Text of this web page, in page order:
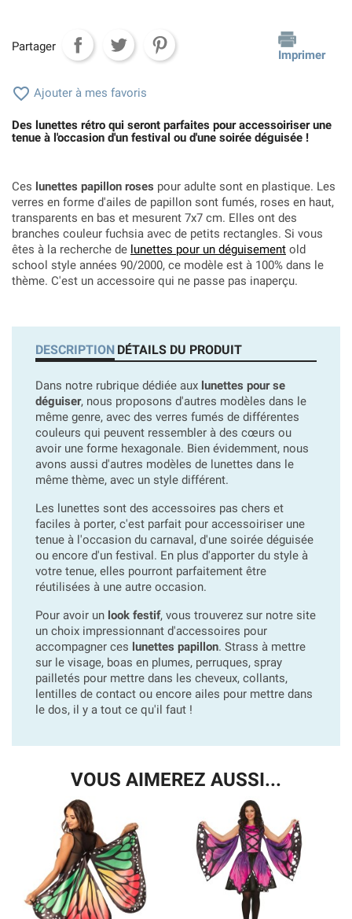
Partager
Imprimer
 Ajouter à mes favoris
Des lunettes rétro qui seront parfaites pour accessoiriser une
tenue à l'occasion d'un festival ou d'une soirée déguisée !
Ces lunettes papillon roses pour adulte sont en plastique. Les
verres en forme d'ailes de papillon sont fumés, roses en haut,
transparents en bas et mesurent 7x7 cm. Elles ont des
branches couleur fuchsia avec de petits rectangles. Si vous
êtes à la recherche de lunettes pour un déguisement old
school style années 90/2000, ce modèle est à 100% dans le
thème. C'est un accessoire qui ne passe pas inaperçu.
DESCRIPTION DÉTAILS DU PRODUIT
Dans notre rubrique dédiée aux lunettes pour se
déguiser, nous proposons d'autres modèles dans le
même genre, avec des verres fumés de différentes
couleurs qui peuvent ressembler à des cœurs ou
avoir une forme hexagonale. Bien évidemment, nous
avons aussi d'autres modèles de lunettes dans le
même thème, avec un style différent.
Les lunettes sont des accessoires pas chers et
faciles à porter, c'est parfait pour accessoiriser une
tenue à l'occasion du carnaval, d'une soirée déguisée
ou encore d'un festival. En plus d'apporter du style à
votre tenue, elles pourront parfaitement être
réutilisées à une autre occasion.
Pour avoir un look festif, vous trouverez sur notre site
un choix impressionnant d'accessoires pour
accompagner ces lunettes papillon. Strass à mettre
sur le visage, boas en plumes, perruques, spray
pailletés pour mettre dans les cheveux, collants,
lentilles de contact ou encore ailes pour mettre dans
le dos, il y a tout ce qu'il faut !
VOUS AIMEREZ AUSSI...